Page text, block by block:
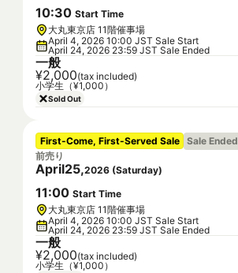
10:30 Start Time
大丸東京店 11階催事場
April 4, 2026 10:00 JST Sale Start
April 24, 2026 23:59 JST Sale Ended
一般
¥2,000(tax included)
小学生（¥1,000）
Sold Out
First-Come, First-Served Sale Sale Ended
前売り
April25,2026 (Saturday)
11:00 Start Time
大丸東京店 11階催事場
April 4, 2026 10:00 JST Sale Start
April 24, 2026 23:59 JST Sale Ended
一般
¥2,000(tax included)
小学生（¥1,000）